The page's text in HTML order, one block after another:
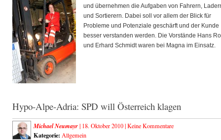
und übernehmen die Aufgaben von Fahrern,
und Sortierern. Dabei soll vor allem der Blick für
Probleme und Potenziale geschärft und der Kunde
besser verstanden werden. Die Vorstände Hans
und Erhard Schmidt waren bei Magna im Einsatz.
Hypo-Alpe-Adria: SPD will Österreich klagen
Michael Neumayr| 18. Oktober 2010 |Keine Kommentare
Kategorie: Allgemein